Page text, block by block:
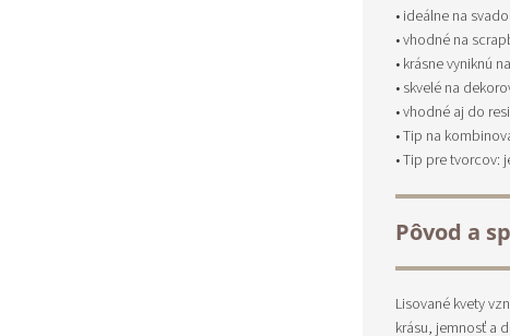
• ideálne na
• vhodné na
• krásne vyniknú
• skvelé na
• vhodné aj do
• Tip na
• Tip pre
Pôvod a
Lisované kvety
krásu, jemnosť a